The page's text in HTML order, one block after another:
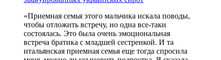
«Приемная семья этого мальчика искала поводы,
чтобы отложить встречу, но одна все-таки
состоялась. Это была очень эмоциональная
встреча братика с младшей сестренкой. И та
итальянская приемная семья еще тогда спросила